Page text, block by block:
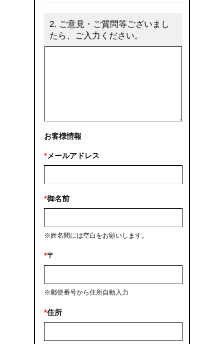
2. ご意見・ご質問等ございまし
たら、ご入力ください。
お客様情報
*メールアドレス
*御名前
※姓名間には空白をお願いします。
*〒
※郵便番号から住所自動入力
*住所